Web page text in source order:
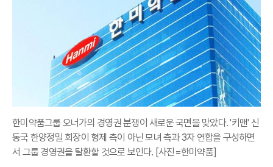
한미약품그룹 오너가의 경영권 분쟁이 새로운 국면을 맞았다. '키맨' 신
동국 한양정밀 회장이 형제 측이 아닌 모녀 측과 3자 연합을 구성하면
서 그룹 경영권을 탈환할 것으로 보인다. [사진=한미약품]